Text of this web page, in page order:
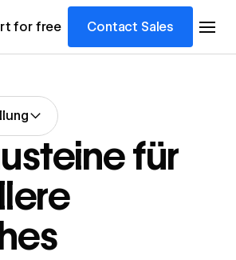
for free Contact Sales
für